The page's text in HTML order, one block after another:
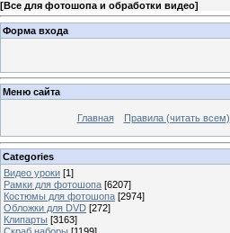
[Все для фотошопа и обработки видео]
Форма входа
Меню сайта
Главная Правила (читать всем)
Categories
Видео уроки [1]
Рамки для фотошопа [6207]
Костюмы для фотошопа [2974]
Обложки для DVD [272]
Клипарты [3163]